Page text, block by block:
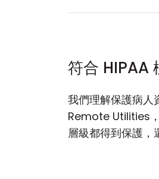
符合 HIPAA
我們理解保護病人
Remote Utilities
層級都得到保護，